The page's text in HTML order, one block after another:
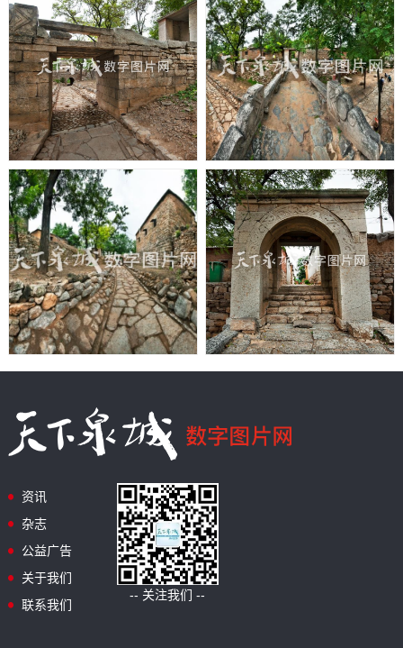
资讯
杂志
公益广告
关于我们
联系我们
-- 关注我们 --